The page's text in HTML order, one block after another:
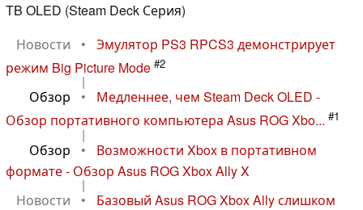
TB OLED (Steam Deck Серия)
Новости
•
Эмулятор PS3 RPCS3 демонстрирует
режим Big Picture Mode #2
|
Обзор
•
Медленнее, чем Steam Deck OLED -
Обзор портативного компьютера Asus ROG Xbo... #1
|
Обзор
•
Возможности Xbox в портативном
формате - Обзор Asus ROG Xbox Ally X
|
Новости
•
Базовый Asus ROG Xbox Ally слишком